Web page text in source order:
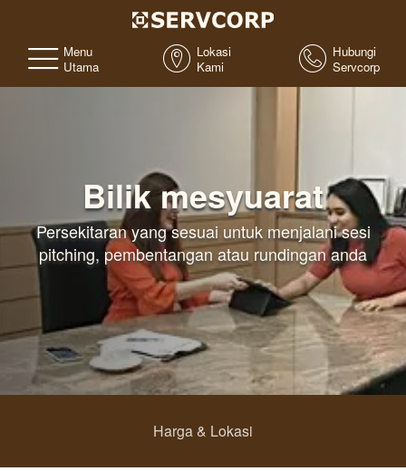
Menu
Utama
Lokasi
Kami
Hubungi
Servcorp
Bilik mesyuarat
Persekitaran yang sesuai untuk menjalani sesi
pitching, pembentangan atau rundingan anda
Harga & Lokasi